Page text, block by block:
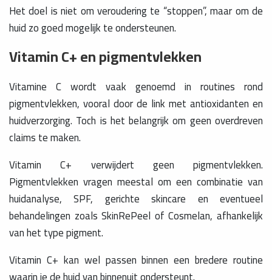
Het doel is niet om veroudering te “stoppen”, maar om de
huid zo goed mogelijk te ondersteunen.
Vitamin C+ en pigmentvlekken
Vitamine C wordt vaak genoemd in routines rond
pigmentvlekken, vooral door de link met antioxidanten en
huidverzorging. Toch is het belangrijk om geen overdreven
claims te maken.
Vitamin C+ verwijdert geen pigmentvlekken.
Pigmentvlekken vragen meestal om een combinatie van
huidanalyse, SPF, gerichte skincare en eventueel
behandelingen zoals SkinRePeel of Cosmelan, afhankelijk
van het type pigment.
Vitamin C+ kan wel passen binnen een bredere routine